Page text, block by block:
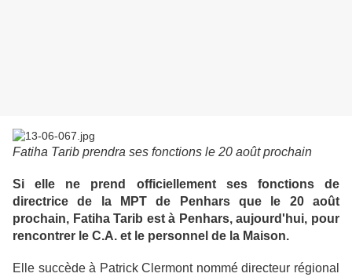
Fatiha Tarib prendra ses fonctions le 20 août prochain
Si elle ne prend officiellement ses fonctions de
directrice de la MPT de Penhars que le 20 août
prochain, Fatiha Tarib est à Penhars, aujourd'hui, pour
rencontrer le C.A. et le personnel de la Maison.
Elle succède à Patrick Clermont nommé directeur régional